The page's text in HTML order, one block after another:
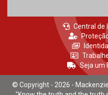
Central de
Seja um
© Copyright - 2026 -